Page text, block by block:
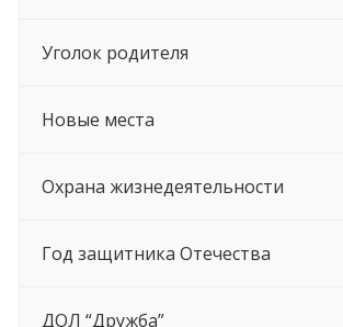
Уголок родителя
Новые места
Охрана жизнедеятельности
Год защитника Отечества
ДОЛ “Дружба”